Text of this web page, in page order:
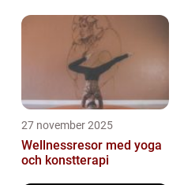
27 november 2025
Wellnessresor med yoga
och konstterapi